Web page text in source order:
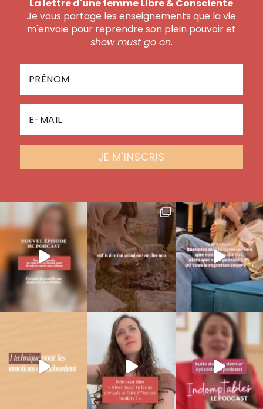
La lettre d'une femme Libre & Consciente
Je vous partage les enseignements que la vie
m'envoie pour reprendre son plein pouvoir et
show must go on.
JE M'INSCRIS